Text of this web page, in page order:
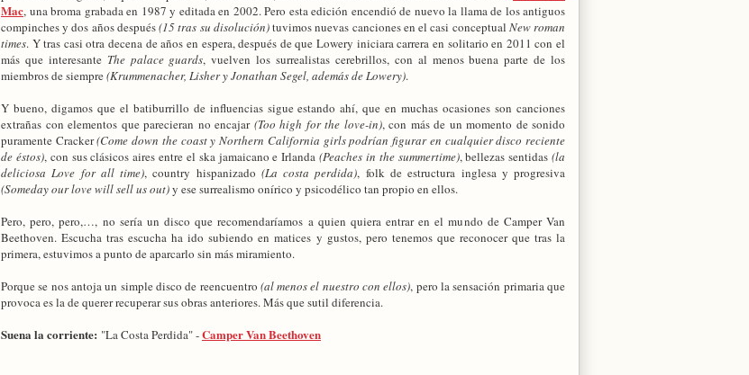
Mac, una broma grabada en 1987 y editada en 2002. Pero esta edición encendió de nuevo la llama de los antiguos
compinches y dos años después(15 tras su disolución)tuvimos nuevas canciones en el casi conceptual New roman
times. Y tras casi otra decena de años en espera, después de que Lowery iniciara carrera en solitario en 2011 con el
más que interesante The palace guards, vuelven los surrealistas cerebrillos, con al menos buena parte de los
miembros de siempre(Krummenacher, Lisher y Jonathan Segel, además de Lowery).
Y bueno, digamos que el batiburrillo de influencias sigue estando ahí, que en muchas ocasiones son canciones
extrañas con elementos que parecieran no encajar (Too high for the love-in), con más de un momento de sonido
puramente Cracker(Come down the coast y Northern California girls podrían figurar en cualquier disco reciente
de éstos), con sus clásicos aires entre el ska jamaicano e Irlanda(Peaches in the summertime), bellezas sentidas(la
deliciosa Love for all time), country hispanizado (La costa perdida), folk de estructura inglesa y progresiva
(Someday our love will sell us out)y ese surrealismo onírico y psicodélico tan propio en ellos.
Pero, pero, pero,…, no sería un disco que recomendaríamos a quien quiera entrar en el mundo de Camper Van
Beethoven. Escucha tras escucha ha ido subiendo en matices y gustos, pero tenemos que reconocer que tras la
primera, estuvimos a punto de aparcarlo sin más miramiento.
Porque se nos antoja un simple disco de reencuentro (al menos el nuestro con ellos), pero la sensación primaria que
provoca es la de querer recuperar sus obras anteriores. Más que sutil diferencia.
Suena la corriente: "La Costa Perdida" -Camper Van Beethoven